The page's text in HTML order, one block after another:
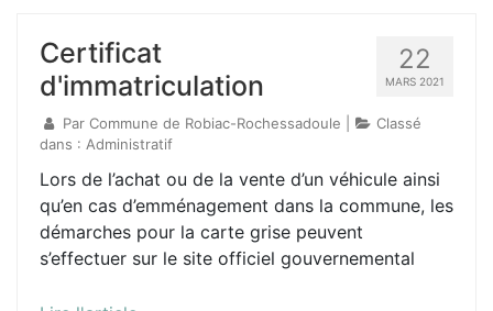
22
MARS 2021
Certificat
d'immatriculation
Par Commune de Robiac-Rochessadoule
Classé
dans : Administratif
Lors de l’achat ou de la vente d’un véhicule ainsi
qu’en cas d’emménagement dans la commune, les
démarches pour la carte grise peuvent
s’effectuer sur le site officiel gouvernemental